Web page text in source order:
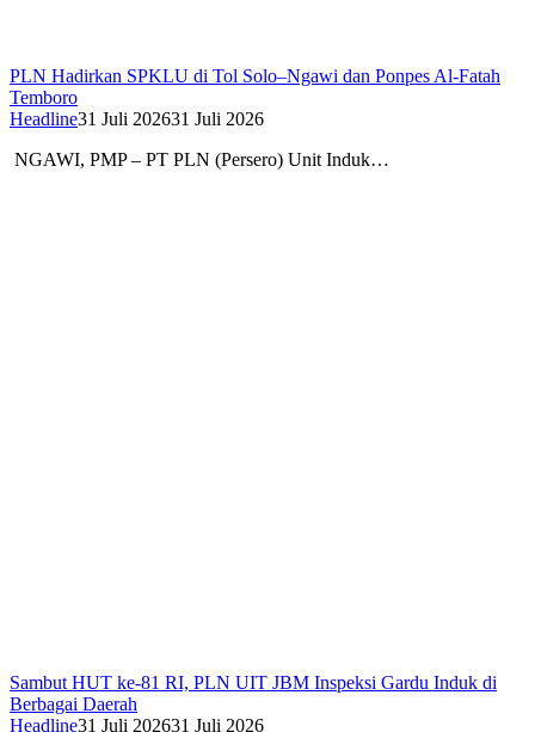
PLN Hadirkan SPKLU di Tol Solo–Ngawi dan Ponpes Al-Fatah
Temboro
Headline31 Juli 202631 Juli 2026
NGAWI, PMP – PT PLN (Persero) Unit Induk…
Sambut HUT ke-81 RI, PLN UIT JBM Inspeksi Gardu Induk di
Berbagai Daerah
Headline31 Juli 202631 Juli 2026